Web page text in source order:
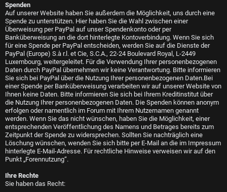
Spenden
Auf unserer Website haben Sie außerdem die Möglichkeit, uns durch eine
Spende zu unterstützen. Hier haben Sie die Wahl zwischen einer
Überweisung per PayPal auf unser Spendenkonto oder per
Banküberweisung an die dort hinterlegte Kontoverbindung. Wenn Sie sich
für eine Spende per PayPal entscheiden, werden Sie auf die Dienste der
PayPal (Europe) S.à r.l. et Cie, S.C.A., 22-24 Boulevard Royal, L-2449
Luxembourg, weitergeleitet. Für die Verwendung Ihrer personenbezogenen
Daten durch PayPal übernehmen wir keine Verantwortung. Bitte informieren
Sie sich bei PayPal über die Nutzung Ihrer personenbezogenen Daten.Bei
einer Spende per Banküberweisung verarbeiten wir auf unserer Website von
Ihnen keine Daten. Bitte informieren Sie sich bei Ihrem Kreditinstitut über
die Nutzung Ihrer personenbezogenen Daten. Die Spenden können anonym
erfolgen oder namentlich im Forum mit Ihrem Nutzernamen genannt
werden. Wenn Sie das nicht wünschen, haben Sie die Möglichkeit, einer
entsprechenden Veröffentlichung des Namens und Betrages bereits zum
Zeitpunkt der Spende zu widersprechen. Sollten Sie nachträglich eine
Löschung wünschen, wenden Sie sich bitte per E-Mail an die im Impressum
hinterlegte E-Mail-Adresse. Für rechtliche Hinweise verweisen wir auf den
Punkt „Forennutzung“.
Ihre Rechte
Sie haben das Recht: